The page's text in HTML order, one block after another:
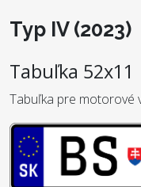
Typ IV (2023)
Tabuľka 52x11
Tabuľka pre motorové